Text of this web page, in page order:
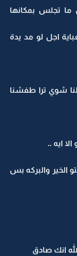
تجلس بمكانها
اجل لو مد يدة
شوي ترا طفشنا
ايه ..
الخير والبركه بس
انك صادق